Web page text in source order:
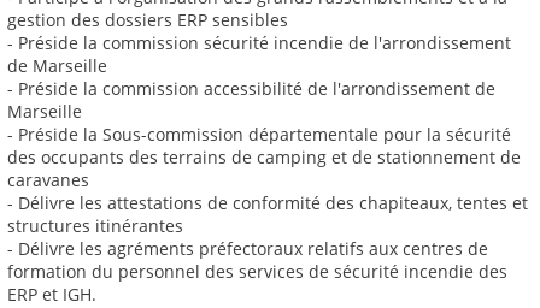
gestion des dossiers ERP sensibles
- Préside la commission sécurité incendie de l'arrondissement
de Marseille
- Préside la commission accessibilité de l'arrondissement de
Marseille
- Préside la Sous-commission départementale pour la sécurité
des occupants des terrains de camping et de stationnement de
caravanes
- Délivre les attestations de conformité des chapiteaux, tentes et
structures itinérantes
- Délivre les agréments préfectoraux relatifs aux centres de
formation du personnel des services de sécurité incendie des
ERP et IGH.